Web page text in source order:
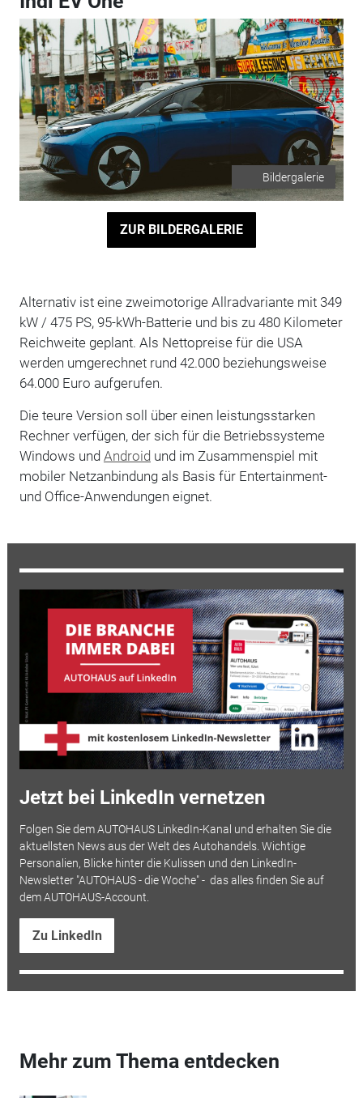
Bildergalerie
ZUR BILDERGALERIE
Alternativ ist eine zweimotorige Allradvariante mit 349
kW / 475 PS, 95-kWh-Batterie und bis zu 480 Kilometer
Reichweite geplant. Als Nettopreise für die USA
werden umgerechnet rund 42.000 beziehungsweise
64.000 Euro aufgerufen.
Die teure Version soll über einen leistungsstarken
Rechner verfügen, der sich für die Betriebssysteme
Windows und Android und im Zusammenspiel mit
mobiler Netzanbindung als Basis für Entertainment-
und Office-Anwendungen eignet.
Jetzt bei LinkedIn vernetzen
Folgen Sie dem AUTOHAUS LinkedIn-Kanal und erhalten Sie die
aktuellsten News aus der Welt des Autohandels. Wichtige
Personalien, Blicke hinter die Kulissen und den LinkedIn-
Newsletter "AUTOHAUS - die Woche" - das alles finden Sie auf
dem AUTOHAUS-Account.
Zu LinkedIn
Mehr zum Thema entdecken